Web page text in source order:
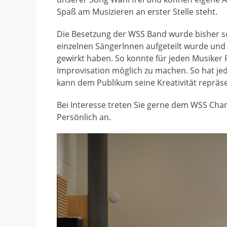
Spaß am Musizieren an erster Stelle steht.
Die Besetzung der WSS Band wurde bisher
einzelnen SängerInnen aufgeteilt wurde
gewirkt haben. So konnte für jeden
Improvisation möglich zu machen. So hat
kann dem Publikum seine Kreativität
Bei Interesse treten Sie gerne dem WSS
Persönlich an.